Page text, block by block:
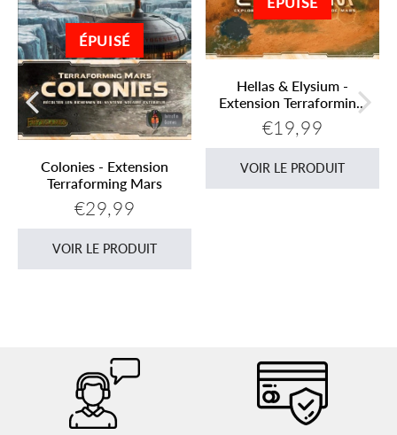
ÉPUISÉ
Colonies - Extension
Terraforming Mars
Prix
régulier
€29,99
VOIR LE PRODUIT
Hellas & Elysium -
Extension Terraformin...
Prix
régulier
€19,99
VOIR LE PRODUIT